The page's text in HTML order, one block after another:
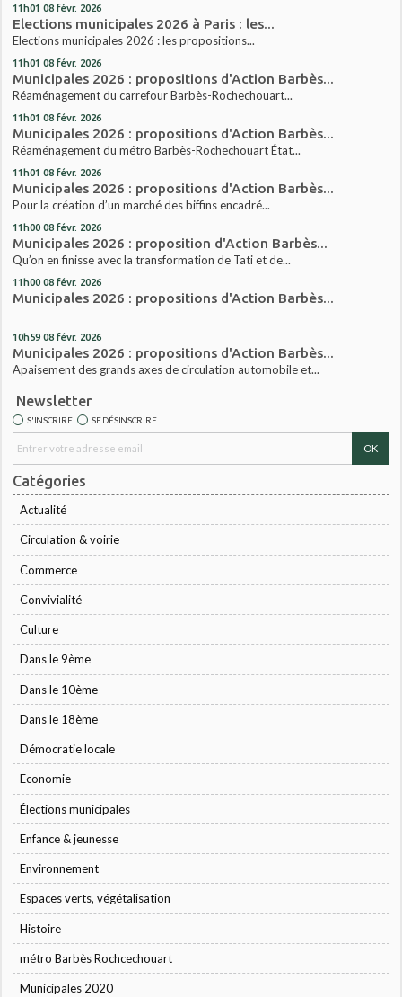
11h01 08 févr. 2026
Elections municipales 2026 à Paris : les...
Elections municipales 2026 : les propositions...
11h01 08 févr. 2026
Municipales 2026 : propositions d'Action Barbès...
Réaménagement du carrefour Barbès-Rochechouart...
11h01 08 févr. 2026
Municipales 2026 : propositions d'Action Barbès...
Réaménagement du métro Barbès-Rochechouart État...
11h01 08 févr. 2026
Municipales 2026 : propositions d'Action Barbès...
Pour la création d’un marché des biffins encadré...
11h00 08 févr. 2026
Municipales 2026 : proposition d'Action Barbès...
Qu’on en finisse avec la transformation de Tati et de...
11h00 08 févr. 2026
Municipales 2026 : propositions d'Action Barbès...
10h59 08 févr. 2026
Municipales 2026 : propositions d'Action Barbès...
Apaisement des grands axes de circulation automobile et...
Newsletter
S'INSCRIRE SE DÉSINSCRIRE
Catégories
Actualité
Circulation & voirie
Commerce
Convivialité
Culture
Dans le 9ème
Dans le 10ème
Dans le 18ème
Démocratie locale
Economie
Élections municipales
Enfance & jeunesse
Environnement
Espaces verts, végétalisation
Histoire
métro Barbès Rochcechouart
Municipales 2020